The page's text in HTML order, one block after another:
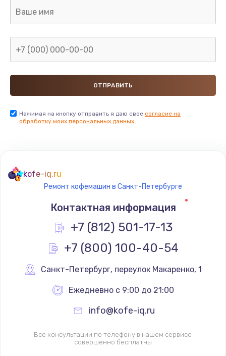
605 руб.
Замена бойлера
745 руб.
Заказать
1000 руб.
Заказать
Замена двигателя
1500 руб.
Заказать
Ремонт силовой платы
Заказать
Нажимая на кнопку отправить я даю свое согласие на
обработку моих персональных данных.
kofe-iq.ru
Ремонт кофемашин в Санкт-Петербурге
Контактная информация
+7 (812) 501-17-13
+7 (800) 100-40-54
Санкт-Петербург, переулок Макаренко, 1
Ежедневно с 9:00 до 21:00
info@kofe-iq.ru
Все консультации по телефону в нашем сервисе
совершенно бесплатны